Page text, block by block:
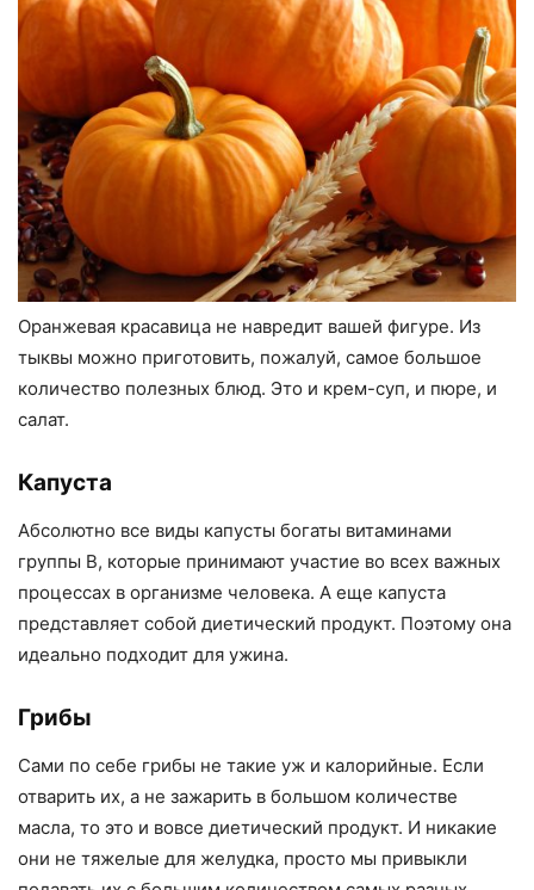
Оранжевая красавица не навредит вашей фигуре. Из
тыквы можно приготовить, пожалуй, самое большое
количество полезных блюд. Это и крем-суп, и пюре, и
салат.
Капуста
Абсолютно все виды капусты богаты витаминами
группы В, которые принимают участие во всех важных
процессах в организме человека. А еще капуста
представляет собой диетический продукт. Поэтому она
идеально подходит для ужина.
Грибы
Сами по себе грибы не такие уж и калорийные. Если
отварить их, а не зажарить в большом количестве
масла, то это и вовсе диетический продукт. И никакие
они не тяжелые для желудка, просто мы привыкли